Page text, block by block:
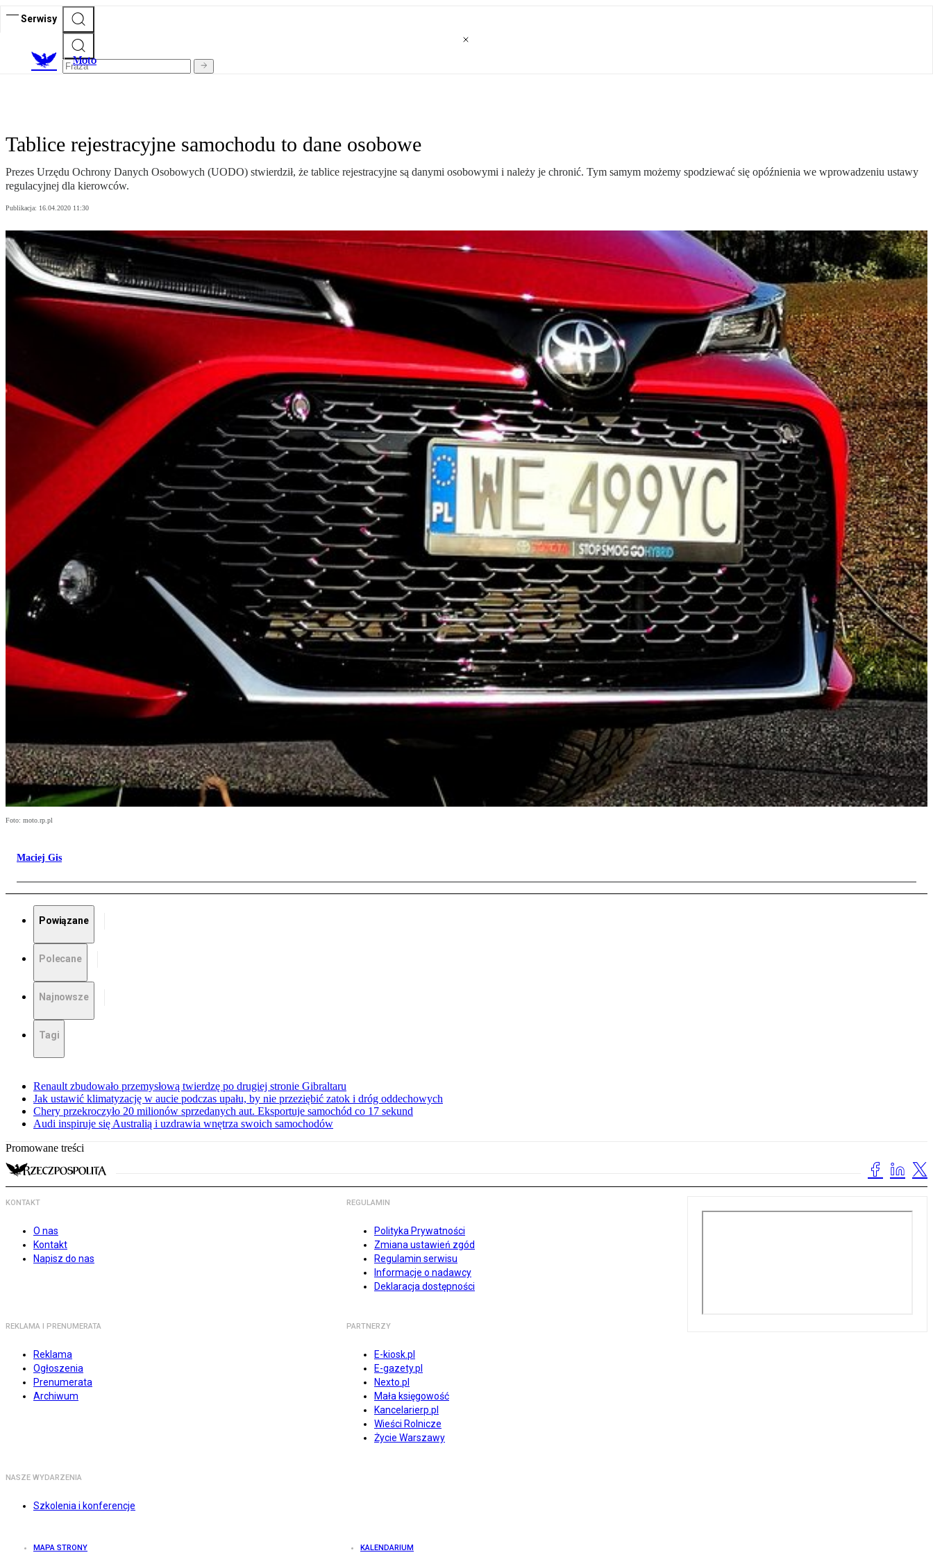
Serwisy
Moto
Tablice rejestracyjne samochodu to dane osobowe
Prezes Urzędu Ochrony Danych Osobowych (UODO) stwierdził, że tablice rejestracyjne są danymi osobowymi i należy je chronić. Tym samym możemy spodziewać się opóźnienia we wprowadzeniu ustawy
regulacyjnej dla kierowców.
Publikacja: 16.04.2020 11:30
Foto: moto.rp.pl
Maciej Gis
Powiązane
Polecane
Najnowsze
Tagi
Renault zbudowało przemysłową twierdzę po drugiej stronie Gibraltaru
Jak ustawić klimatyzację w aucie podczas upału, by nie przeziębić zatok i dróg oddechowych
Chery przekroczyło 20 milionów sprzedanych aut. Eksportuje samochód co 17 sekund
Audi inspiruje się Australią i uzdrawia wnętrza swoich samochodów
Promowane treści
KONTAKT
O nas
Kontakt
Napisz do nas
REGULAMIN
Polityka Prywatności
Zmiana ustawień zgód
Regulamin serwisu
Informacje o nadawcy
Deklaracja dostępności
REKLAMA I PRENUMERATA
Reklama
Ogłoszenia
Prenumerata
Archiwum
PARTNERZY
E-kiosk.pl
E-gazety.pl
Nexto.pl
Mała księgowość
Kancelarierp.pl
Wieści Rolnicze
Życie Warszawy
NASZE WYDARZENIA
Szkolenia i konferencje
MAPA STRONY KALENDARIUM